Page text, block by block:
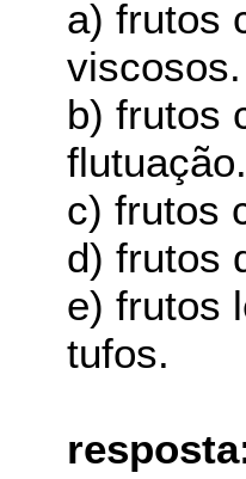
a) frutos
viscosos.
b) frutos
flutuação.
c) frutos
d) frutos
e) frutos
tufos.